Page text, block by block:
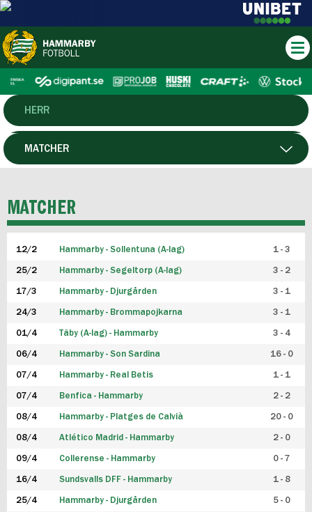
HERR
DAM
P19
F19
FUTSAL HERR
FUTSAL DAM
MATCHER
MATCHER
12/2 Hammarby - Sollentuna (A-lag) 1 - 3
25/2 Hammarby - Segeltorp (A-lag) 3 - 2
17/3 Hammarby - Djurgården 3 - 1
24/3 Hammarby - Brommapojkarna 3 - 1
01/4 Täby (A-lag) - Hammarby 3 - 4
06/4 Hammarby - Son Sardina 16 - 0
07/4 Hammarby - Real Betis 1 - 1
07/4 Benfica - Hammarby 2 - 2
08/4 Hammarby - Platges de Calvià 20 - 0
08/4 Atlético Madrid - Hammarby 2 - 0
09/4 Collerense - Hammarby 0 - 7
16/4 Sundsvalls DFF - Hammarby 1 - 8
25/4 Hammarby - Djurgården 5 - 0